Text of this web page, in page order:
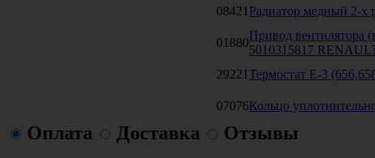
08421 Радиатор медный 2-х
01880
Привод вентилятора
5010315817
29221Термостат Е-3
07076Кольцо
Оплата Доставка Отзывы